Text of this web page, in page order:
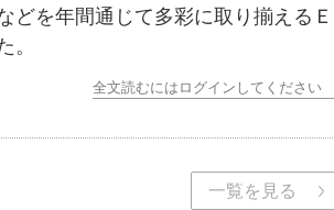
どを年間通じて多彩に取り揃えるＥ
全文読むにはログインしてください
一覧を見る